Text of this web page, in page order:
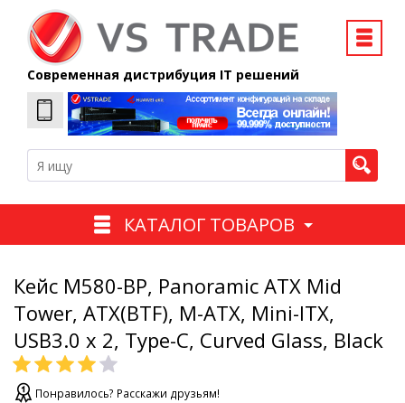
Современная дистрибуция IT решений
КАТАЛОГ ТОВАРОВ
Кейс M580-BP, Panoramic ATX Mid
Tower, ATX(BTF), M-ATX, Mini-ITX,
USB3.0 x 2, Type-C, Curved Glass, Black
Понравилось? Расскажи друзьям!